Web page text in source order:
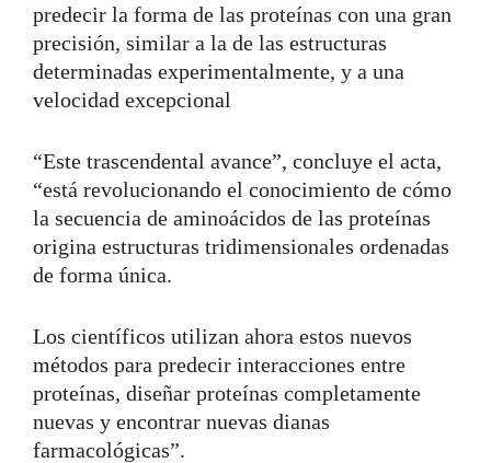
predecir la forma de las proteínas con una gran
precisión, similar a la de las estructuras
determinadas experimentalmente, y a una
velocidad excepcional
“Este trascendental avance”, concluye el acta,
“está revolucionando el conocimiento de cómo
la secuencia de aminoácidos de las proteínas
origina estructuras tridimensionales ordenadas
de forma única.
Los científicos utilizan ahora estos nuevos
métodos para predecir interacciones entre
proteínas, diseñar proteínas completamente
nuevas y encontrar nuevas dianas
farmacológicas”.